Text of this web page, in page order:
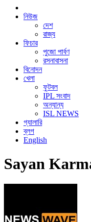
নিউজ
দেশ
রাজ্য
ফিচার
পুজো পার্বণ
রসনাবাসনা
বিনোদন
খেলা
ফুটবল
IPL সংবাদ
অন্যান্য
ISL NEWS
গ্যালারি
ব্লগ
English
Sayan